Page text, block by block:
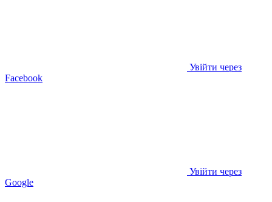
Увійти через
Facebook
Увійти через
Google